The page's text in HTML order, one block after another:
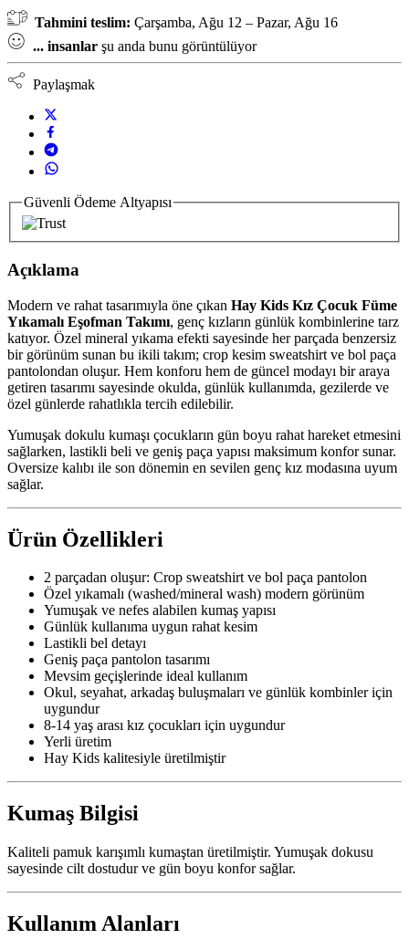
Tahmini teslim: Çarşamba, Ağu 12 – Pazar, Ağu 16
... insanlar şu anda bunu görüntülüyor
Paylaşmak
Güvenli Ödeme Altyapısı
Açıklama
Modern ve rahat tasarımıyla öne çıkan Hay Kids Kız Çocuk Füme
Yıkamalı Eşofman Takımı, genç kızların günlük kombinlerine tarz
katıyor. Özel mineral yıkama efekti sayesinde her parçada benzersiz
bir görünüm sunan bu ikili takım; crop kesim sweatshirt ve bol paça
pantolondan oluşur. Hem konforu hem de güncel modayı bir araya
getiren tasarımı sayesinde okulda, günlük kullanımda, gezilerde ve
özel günlerde rahatlıkla tercih edilebilir.
Yumuşak dokulu kumaşı çocukların gün boyu rahat hareket etmesini
sağlarken, lastikli beli ve geniş paça yapısı maksimum konfor sunar.
Oversize kalıbı ile son dönemin en sevilen genç kız modasına uyum
sağlar.
Ürün Özellikleri
2 parçadan oluşur: Crop sweatshirt ve bol paça pantolon
Özel yıkamalı (washed/mineral wash) modern görünüm
Yumuşak ve nefes alabilen kumaş yapısı
Günlük kullanıma uygun rahat kesim
Lastikli bel detayı
Geniş paça pantolon tasarımı
Mevsim geçişlerinde ideal kullanım
Okul, seyahat, arkadaş buluşmaları ve günlük kombinler için
uygundur
8-14 yaş arası kız çocukları için uygundur
Yerli üretim
Hay Kids kalitesiyle üretilmiştir
Kumaş Bilgisi
Kaliteli pamuk karışımlı kumaştan üretilmiştir. Yumuşak dokusu
sayesinde cilt dostudur ve gün boyu konfor sağlar.
Kullanım Alanları